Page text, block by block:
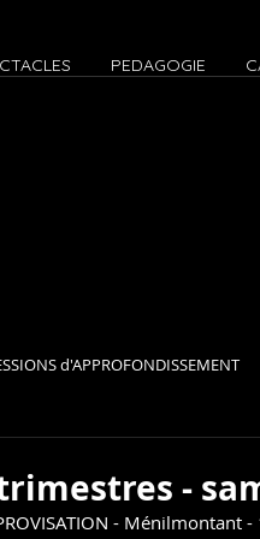
PEDAGOGIE
d'APPROFONDISSEMENT
-
- Ménilmontant